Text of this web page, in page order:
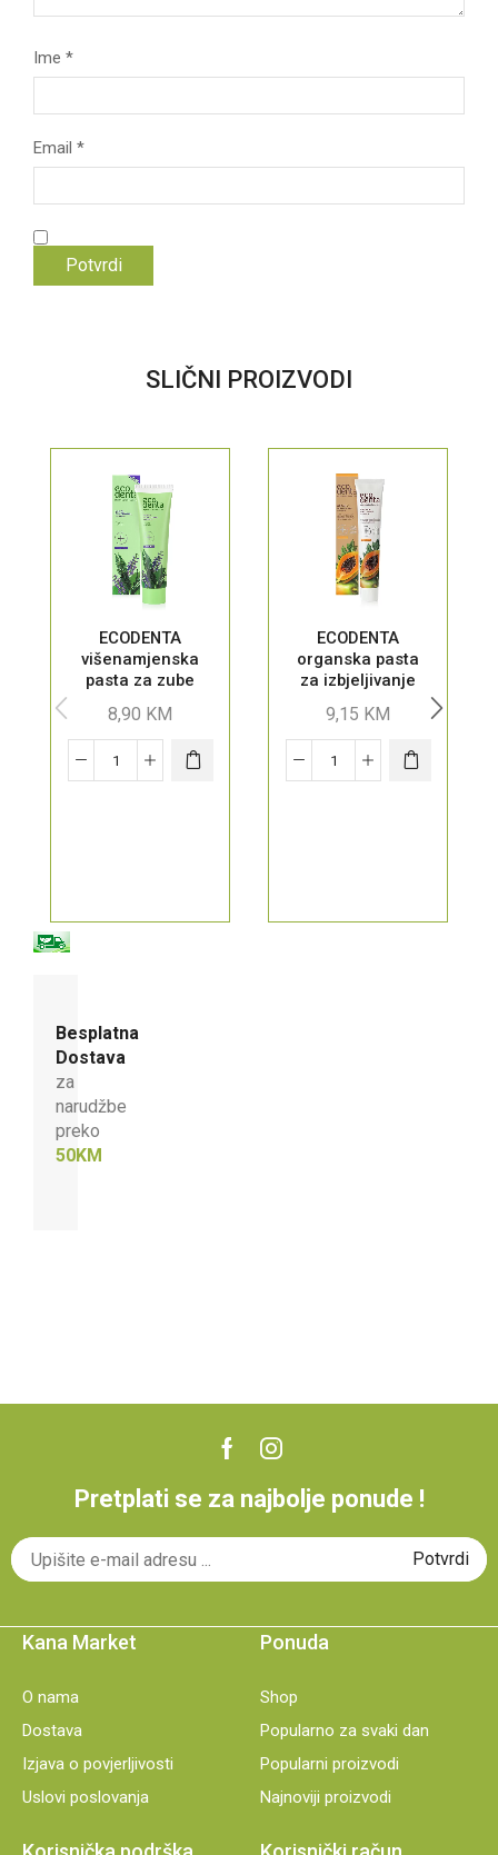
Ime *
Email *
SLIČNI PROIZVODI
ECODENTA
višenamjenska
pasta za zube
8,90 KM
ECODENTA
organska pasta
za izbjeljivanje
ekstraktom
papaje, 75 ml
9,15 KM
Besplatna
Dostava
za
narudžbe
preko
50KM
Pretplati se za najbolje ponude !
Kana Market
O nama
Dostava
Izjava o povjerljivosti
Uslovi poslovanja
Ponuda
Shop
Popularno za svaki dan
Popularni proizvodi
Najnoviji proizvodi